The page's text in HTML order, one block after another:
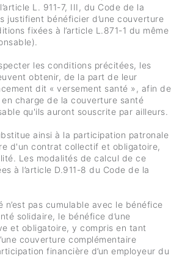
L. 911-7, III, du Code de la
justifient bénéficier d’une couverture
fixées à l’article L.871-1 du même
les conditions précitées, les
obtenir, de la part de leur
dit « versement santé », afin de
charge de la couverture santé
qu'ils auront souscrite par ailleurs.
ainsi à la participation patronale
d'un contrat collectif et obligatoire,
Les modalités de calcul de ce
à l’article D.911-8 du Code de la
n’est pas cumulable avec le bénéfice
solidaire, le bénéfice d’une
et obligatoire, y compris en tant
couverture complémentaire
financière d’un employeur du